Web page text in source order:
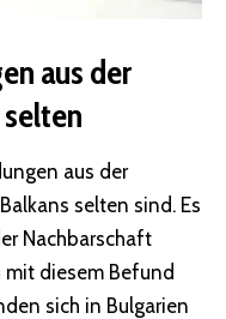
aus der
aus der
selten sind. Es
Nachbarschaft
diesem Befund
sich in Bulgarien